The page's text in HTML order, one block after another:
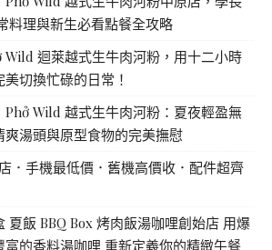
料理與新生必看點餐全攻略
Wild 迴萊越式生牛肉河粉，用十二小時
切換忙碌的日常！
Phở Wild 越式生牛肉河粉：夏夜輕盈無
爽湯頭與原型食物的完美撫慰
．手機最低價．舊機高價收．配件超齊
夏飯 BBQ Box 烤肉飯湯咖哩創始店 用爆
的香料湯咖哩 重新定義你的精緻午餐